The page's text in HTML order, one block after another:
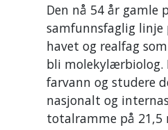
Den nå 54 år gamle
samfunnsfaglig linje
havet og realfag
bli molekylærbiolog.
farvann og studere
nasjonalt og
totalramme på 21,5